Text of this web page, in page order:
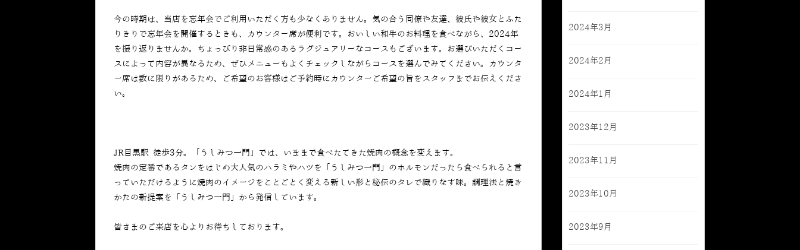
今の時期は、当店を忘年会でご利用いただく方も少なくありません。気の合う同僚や友達、彼氏や彼女とふた
りきりで忘年会を開催するときも、カウンター席が便利です。おいしい和牛のお料理を食べながら、2024年
を振り返りませんか。ちょっぴり非日常感のあるラグジュアリーなコースもございます。お選びいただくコー
スによって内容が異なるため、ぜひメニューもよくチェックしながらコースを選んでみてください。カウンタ
ー席は数に限りがあるため、ご希望のお客様はご予約時にカウンターご希望の旨をスタッフまでお伝えくださ
い。
JR目黒駅 徒歩3分。「うしみつ一門」では、いままで食べたてきた焼肉の概念を変えます。
焼肉の定番であるタンをはじめ大人気のハラミやハツを「うしみつ一門」のホルモンだったら食べられると言
っていただけるように焼肉のイメージをことごとく変える新しい形と秘伝のタレで織りなす味。調理法と焼き
かたの新提案を「うしみつ一門」から発信しています。
皆さまのご来店を心よりお待ちしております。
2024年3月
2024年2月
2024年1月
2023年12月
2023年11月
2023年10月
2023年9月